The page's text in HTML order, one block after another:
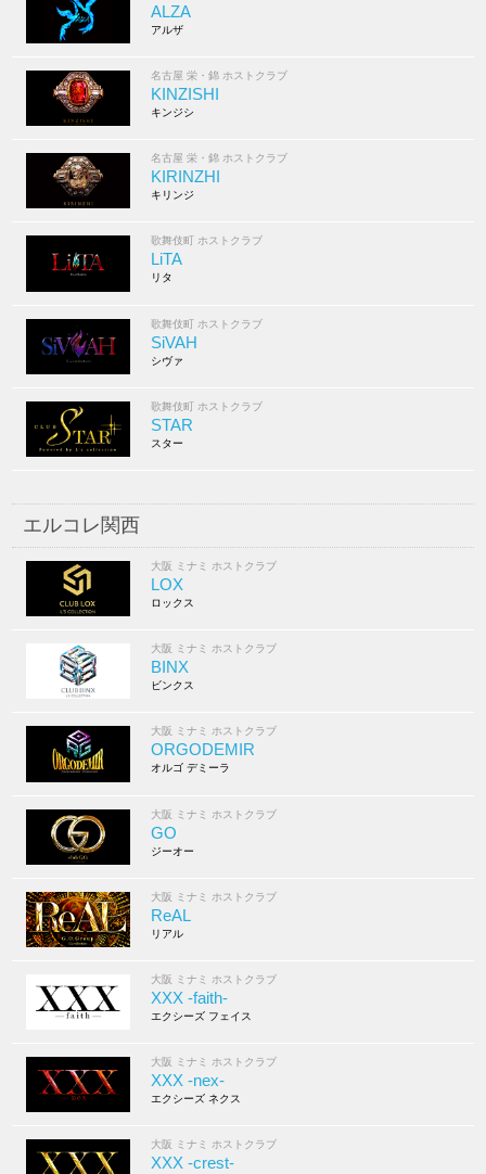
ALZA
アルザ
名古屋 栄・錦 ホストクラブ
KINZISHI
キンジシ
名古屋 栄・錦 ホストクラブ
KIRINZHI
キリンジ
歌舞伎町 ホストクラブ
LiTA
リタ
歌舞伎町 ホストクラブ
SiVAH
シヴァ
歌舞伎町 ホストクラブ
STAR
スター
エルコレ関西
大阪 ミナミ ホストクラブ
LOX
ロックス
大阪 ミナミ ホストクラブ
BINX
ビンクス
大阪 ミナミ ホストクラブ
ORGODEMIR
オルゴ デミーラ
大阪 ミナミ ホストクラブ
GO
ジーオー
大阪 ミナミ ホストクラブ
ReAL
リアル
大阪 ミナミ ホストクラブ
XXX -faith-
エクシーズ フェイス
大阪 ミナミ ホストクラブ
XXX -nex-
エクシーズ ネクス
大阪 ミナミ ホストクラブ
XXX -crest-